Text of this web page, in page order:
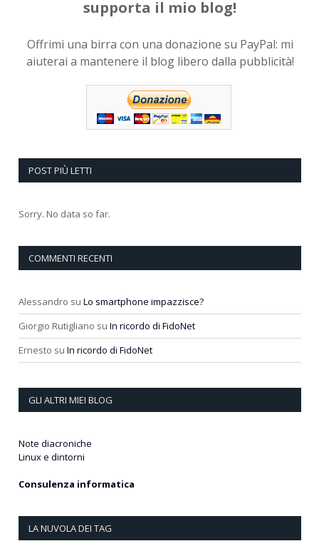
supporta il mio blog!
Offrimi una birra con una donazione su PayPal: mi
aiuterai a mantenere il blog libero dalla pubblicità!
POST PIÙ LETTI
Sorry. No data so far.
COMMENTI RECENTI
Alessandro su Lo smartphone impazzisce?
Giorgio Rutigliano su In ricordo di FidoNet
Ernesto su In ricordo di FidoNet
GLI ALTRI MIEI BLOG
Note diacroniche
Linux e dintorni
Consulenza informatica
LA NUVOLA DEI TAG